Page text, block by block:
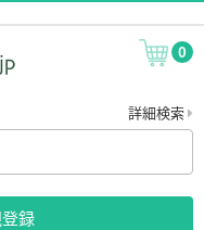
0
詳細検索
録